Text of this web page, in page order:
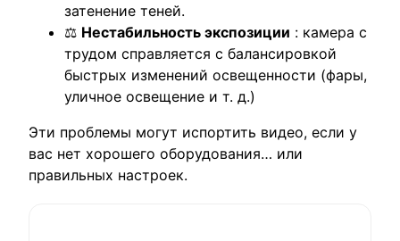
затенение теней.
⚖️ Нестабильность экспозиции : камера с
трудом справляется с балансировкой
быстрых изменений освещенности (фары,
уличное освещение и т. д.)
Эти проблемы могут испортить видео, если у
вас нет хорошего оборудования… или
правильных настроек.